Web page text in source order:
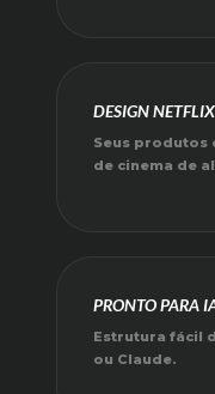
DESIGN NETFLIX
Seus produtos
de cinema de
PRONTO PARA
Estrutura fácil
ou Claude.